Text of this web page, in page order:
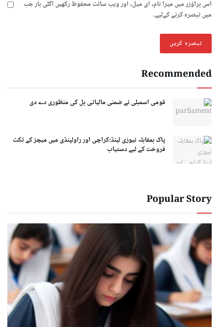
اس براؤزر میں میرا نام، ای میل، اور ویب سائٹ محفوظ رکھیں اگلی بار جب
میں تبصرہ کرنے کےلیے۔
Recommended
قومی اسمبلی نے ضمنی مالیاتی بل کی منظوری دے دی
پاک بمقابلہ نیوزی لینڈ:کراچی اور راولپنڈی میں میچز کے ٹکٹ
فروخت کے لیے دستیاب
Popular Story